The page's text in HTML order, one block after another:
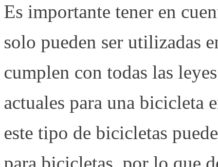
Es importante tener en
solo pueden ser utilizadas
cumplen con todas las
actuales para una bicicleta
este tipo de bicicletas
para bicicletas, por lo que